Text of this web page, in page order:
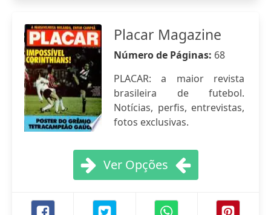
Placar Magazine
Número de Páginas: 68
PLACAR: a maior revista
brasileira de futebol.
Notícias, perfis, entrevistas,
fotos exclusivas.
Ver Opções